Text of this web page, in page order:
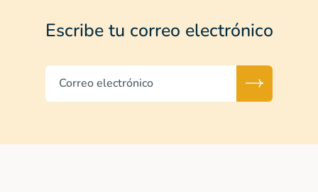
Escribe tu correo electrónico
Correo electrónico